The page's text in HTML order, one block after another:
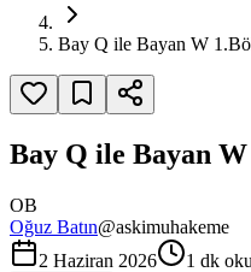
Bay Q ile Bayan W
Bay Q ile Bayan
OB
Oğuz Batın@askimuhakeme
2 Haziran 2026
1 dk